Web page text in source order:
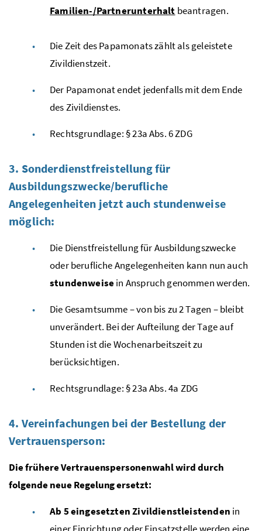
Familien-/Partnerunterhalt beantragen.
Die Zeit des Papamonats zählt als geleistete
Zivildienstzeit.
Der Papamonat endet jedenfalls mit dem Ende
des Zivildienstes.
Rechtsgrundlage: § 23aAbs.6ZDG
3. Sonderdienstfreistellung für
Ausbildungszwecke/berufliche
Angelegenheiten jetzt auch stundenweise
möglich:
Die Dienstfreistellung für Ausbildungszwecke
oder berufliche Angelegenheiten kann nun auch
stundenweisein Anspruch genommen werden.
Die Gesamtsumme – von bis zu 2 Tagen – bleibt
unverändert. Bei der Aufteilung der Tage auf
Stunden ist die Wochenarbeitszeit zu
berücksichtigen.
Rechtsgrundlage: § 23aAbs.4a ZDG
4. Vereinfachungen bei der Bestellung der
Vertrauensperson:
Die frühere Vertrauenspersonenwahl wird durch
folgende neue Regelung ersetzt:
Ab 5 eingesetzten Zivildienstleistenden in